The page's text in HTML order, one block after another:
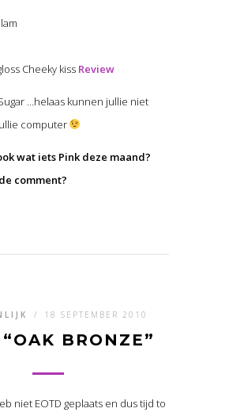
Cheeky kiss Review
…helaas kunnen jullie niet
computer
wat iets Pink deze maand?
comment?
/ 18 SEPTEMBER 2010
BRONZE”
niet EOTD geplaats en dus tijd to